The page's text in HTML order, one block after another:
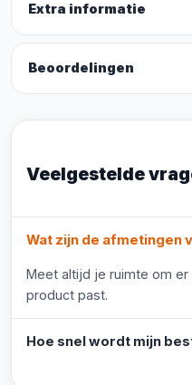
Extra informatie
Beoordelingen
Veelgestelde
Wat zijn de afmetingen
Meet altijd je ruimte om
product past.
Hoe snel wordt mijn